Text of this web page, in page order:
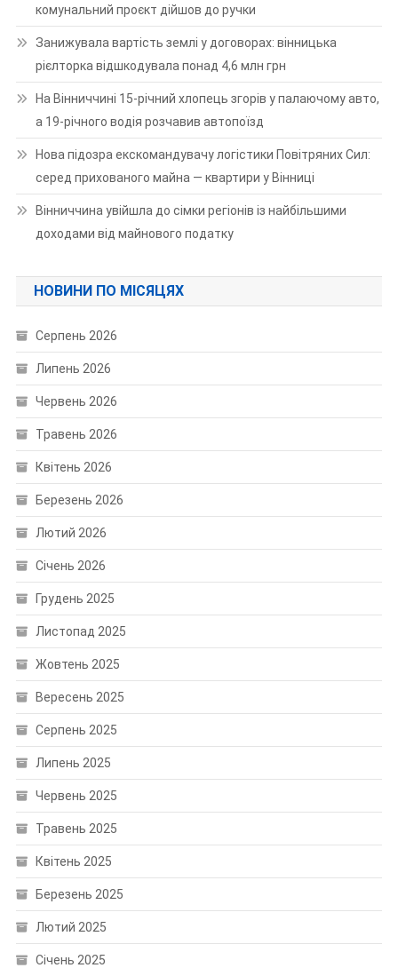
комунальний проєкт дійшов до ручки
Занижувала вартість землі у договорах: вінницька
рієлторка відшкодувала понад 4,6 млн грн
На Вінниччині 15-річний хлопець згорів у палаючому авто,
а 19-річного водія розчавив автопоїзд
Нова підозра екскомандувачу логістики Повітряних Сил:
серед прихованого майна — квартири у Вінниці
Вінниччина увійшла до сімки регіонів із найбільшими
доходами від майнового податку
НОВИНИ ПО МІСЯЦЯХ
Серпень 2026
Липень 2026
Червень 2026
Травень 2026
Квітень 2026
Березень 2026
Лютий 2026
Січень 2026
Грудень 2025
Листопад 2025
Жовтень 2025
Вересень 2025
Серпень 2025
Липень 2025
Червень 2025
Травень 2025
Квітень 2025
Березень 2025
Лютий 2025
Січень 2025